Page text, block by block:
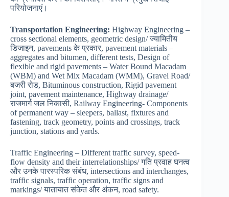
परियोजनाएं।
Transportation Engineering: Highway Engineering –
cross sectional elements, geometric design/ ज्यामितीय
डिजाइन, pavements के प्रकार, pavement materials –
aggregates and bitumen, different tests, Design of
flexible and rigid pavements – Water Bound Macadam
(WBM) and Wet Mix Macadam (WMM), Gravel Road/
बजरी रोड, Bituminous construction, Rigid pavement
joint, pavement maintenance, Highway drainage/
राजमार्ग जल निकासी, Railway Engineering- Components
of permanent way – sleepers, ballast, fixtures and
fastening, track geometry, points and crossings, track
junction, stations and yards.
Traffic Engineering – Different traffic survey, speed-
flow density and their interrelationships/ गति प्रवाह घनत्व
और उनके पारस्परिक संबंध, intersections and interchanges,
traffic signals, traffic operation, traffic signs and
markings/ यातायात संकेत और अंकन, road safety.